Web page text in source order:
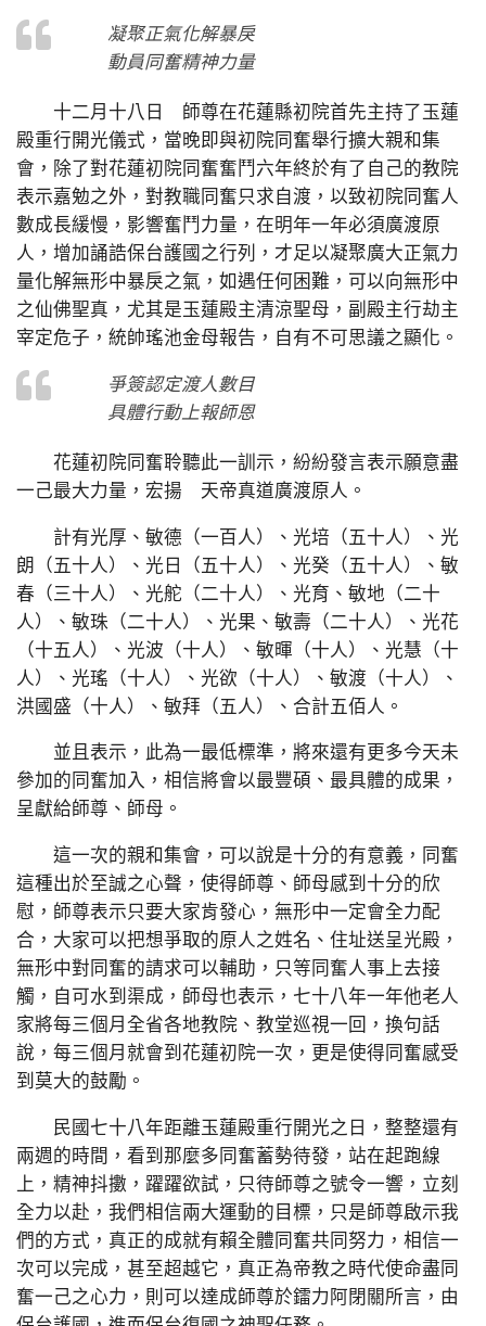
凝聚正氣化解暴戾
動員同奮精神力量
十二月十八日 師尊在花蓮縣初院首先主持了玉蓮
殿重行開光儀式，當晚即與初院同奮舉行擴大親和集
會，除了對花蓮初院同奮奮鬥六年終於有了自己的教院
表示嘉勉之外，對教職同奮只求自渡，以致初院同奮人
數成長緩慢，影響奮鬥力量，在明年一年必須廣渡原
人，增加誦誥保台護國之行列，才足以凝聚廣大正氣力
量化解無形中暴戾之氣，如遇任何困難，可以向無形中
之仙佛聖真，尤其是玉蓮殿主清涼聖母，副殿主行劫主
宰定危子，統帥瑤池金母報告，自有不可思議之顯化。
爭簽認定渡人數目
具體行動上報師恩
花蓮初院同奮聆聽此一訓示，紛紛發言表示願意盡
一己最大力量，宏揚 天帝真道廣渡原人。
計有光厚、敏德（一百人）、光培（五十人）、光
朗（五十人）、光日（五十人）、光癸（五十人）、敏
春（三十人）、光舵（二十人）、光育、敏地（二十
人）、敏珠（二十人）、光果、敏壽（二十人）、光花
（十五人）、光波（十人）、敏暉（十人）、光慧（十
人）、光瑤（十人）、光欲（十人）、敏渡（十人）、
洪國盛（十人）、敏拜（五人）、合計五佰人。
並且表示，此為一最低標準，將來還有更多今天未
參加的同奮加入，相信將會以最豐碩、最具體的成果，
呈獻給師尊、師母。
這一次的親和集會，可以說是十分的有意義，同奮
這種出於至誠之心聲，使得師尊、師母感到十分的欣
慰，師尊表示只要大家肯發心，無形中一定會全力配
合，大家可以把想爭取的原人之姓名、住址送呈光殿，
無形中對同奮的請求可以輔助，只等同奮人事上去接
觸，自可水到渠成，師母也表示，七十八年一年他老人
家將每三個月全省各地教院、教堂巡視一回，換句話
說，每三個月就會到花蓮初院一次，更是使得同奮感受
到莫大的鼓勵。
民國七十八年距離玉蓮殿重行開光之日，整整還有
兩週的時間，看到那麼多同奮蓄勢待發，站在起跑線
上，精神抖擻，躍躍欲試，只待師尊之號令一響，立刻
全力以赴，我們相信兩大運動的目標，只是師尊啟示我
們的方式，真正的成就有賴全體同奮共同努力，相信一
次可以完成，甚至超越它，真正為帝教之時代使命盡同
奮一己之心力，則可以達成師尊於鐳力阿閉關所言，由